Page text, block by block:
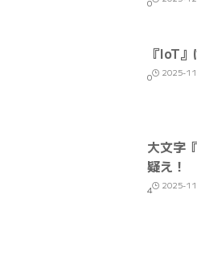
0
『IoT
0 2025-
大文字
疑え！
4 2025-